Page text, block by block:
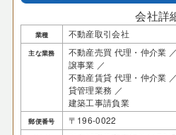
会社詳
業種 不動産取引会社
主な業務
不動産売買 代理・仲介業
譲事業 ／
不動産賃貸 代理・仲介業
貸管理業務 ／
建築工事請負業
郵便番号 〒196-0022